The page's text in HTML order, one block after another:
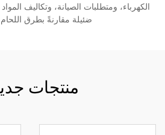
الكهرباء، ومتطلبات الصيانة، وتكاليف
ضئيلة مقارنةً بطرق اللحام
منتجات